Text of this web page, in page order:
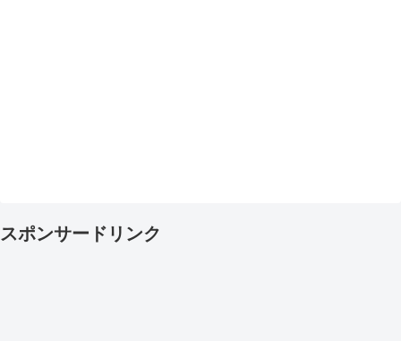
スポンサードリンク